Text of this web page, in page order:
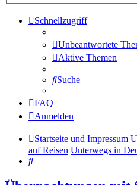
Schnellzugriff
Unbeantwortete
Aktive Themen
Suche
FAQ
Anmelden
Startseite und Impressum
auf Reisen Unterwegs in
Suche